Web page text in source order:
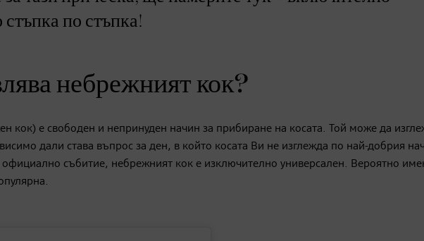
по стъпка!
небрежният кок?
кок) е свободен и непринуден начин за прибиране на косата. Той може да
дали става въпрос за ден, в който косата Ви не изглежда по най-добрия
официално събитие, небрежният кок е изключително универсален. Вероятно